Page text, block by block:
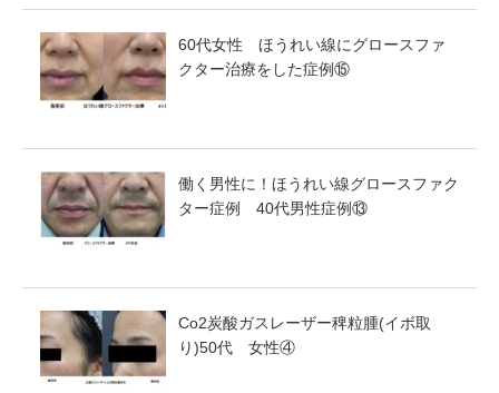
60代女性 ほうれい線にグロースファ
クター治療をした症例⑮
働く男性に！ほうれい線グロースファク
ター症例 40代男性症例⑬
Co2炭酸ガスレーザー稗粒腫(イボ取
り)50代 女性④